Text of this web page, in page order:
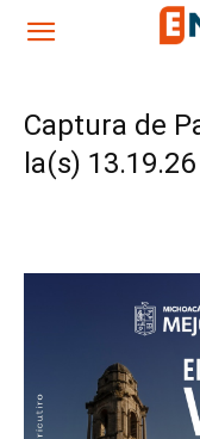
Captura de
la(s) 13.19.26